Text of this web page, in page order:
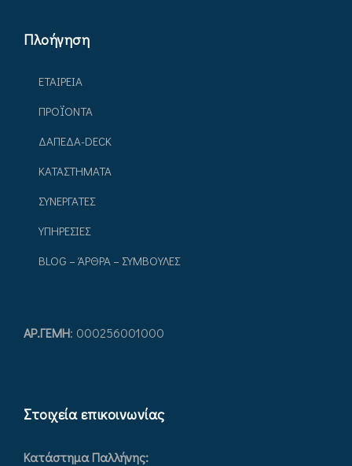
Πλοήγηση
ΕΤΑΙΡΕΙΑ
ΠΡΟΪΟΝΤΑ
ΔΑΠΕΔΑ-DECK
ΚΑΤΑΣΤΗΜΑΤΑ
ΣΥΝΕΡΓΑΤΕΣ
ΥΠΗΡΕΣΙΕΣ
BLOG – ΆΡΘΡΑ – ΣΥΜΒΟΥΛΕΣ
ΑΡ.ΓEΜΗ: 000256001000
Στοιχεία επικοινωνίας
Κατάστημα Παλλήνης: